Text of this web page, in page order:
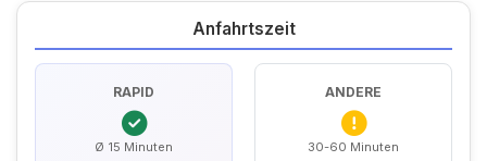
Anfahrtszeit
RAPID
Ø 15 Minuten
ANDERE
30-60 Minuten